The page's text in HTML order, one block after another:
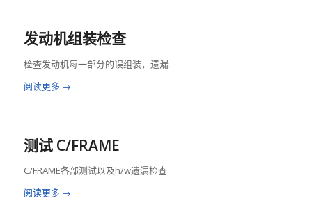
发动机组装检查
检查发动机每一部分的误组装，遗漏
阅读更多 →
测试 C/FRAME
C/FRAME各部测试以及h/w遗漏检查
阅读更多 →